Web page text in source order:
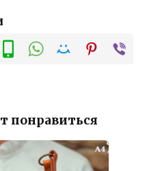
понравиться